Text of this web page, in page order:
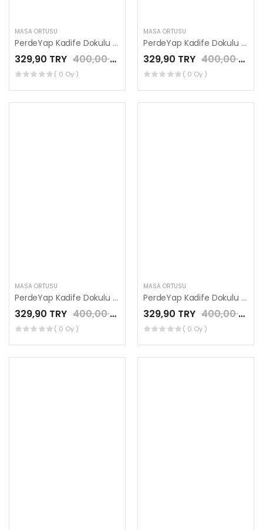
MASA ÖRTÜSÜ
PerdeYap Kadife Dokulu Açık İndigo Renk Ada Serisi Runner 40 x 140 cm
329,90 TRY 400,00 TRY
( 0 Oy )
MASA ÖRTÜSÜ
PerdeYap Kadife Dokulu Açık Kahve Renk Ada Serisi Runner 40 x 140 cm
329,90 TRY 400,00 TRY
( 0 Oy )
MASA ÖRTÜSÜ
PerdeYap Kadife Dokulu Mint Renk Ada Serisi Runner 40 x 140 cm
329,90 TRY 400,00 TRY
( 0 Oy )
MASA ÖRTÜSÜ
PerdeYap Kadife Dokulu Koyu Lacivert Renk Ada Serisi Runner 40 x 140 cm
329,90 TRY 400,00 TRY
( 0 Oy )